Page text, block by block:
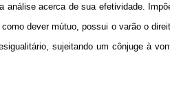
acerca de sua efetividade.
dever mútuo, possui o varão o
sujeitando um cônjuge à